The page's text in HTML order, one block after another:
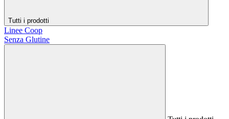
Tutti i prodotti
Linee Coop
Senza Glutine